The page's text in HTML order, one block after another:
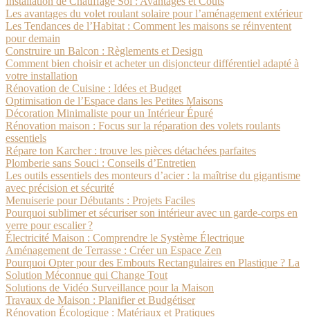
Les avantages du volet roulant solaire pour l’aménagement extérieur
Les Tendances de l’Habitat : Comment les maisons se réinventent
pour demain
Construire un Balcon : Règlements et Design
Comment bien choisir et acheter un disjoncteur différentiel adapté à
votre installation
Rénovation de Cuisine : Idées et Budget
Optimisation de l’Espace dans les Petites Maisons
Décoration Minimaliste pour un Intérieur Épuré
Rénovation maison : Focus sur la réparation des volets roulants
essentiels
Répare ton Karcher : trouve les pièces détachées parfaites
Plomberie sans Souci : Conseils d’Entretien
Les outils essentiels des monteurs d’acier : la maîtrise du gigantisme
avec précision et sécurité
Menuiserie pour Débutants : Projets Faciles
Pourquoi sublimer et sécuriser son intérieur avec un garde-corps en
verre pour escalier ?
Électricité Maison : Comprendre le Système Électrique
Aménagement de Terrasse : Créer un Espace Zen
Pourquoi Opter pour des Embouts Rectangulaires en Plastique ? La
Solution Méconnue qui Change Tout
Solutions de Vidéo Surveillance pour la Maison
Travaux de Maison : Planifier et Budgétiser
Rénovation Écologique : Matériaux et Pratiques